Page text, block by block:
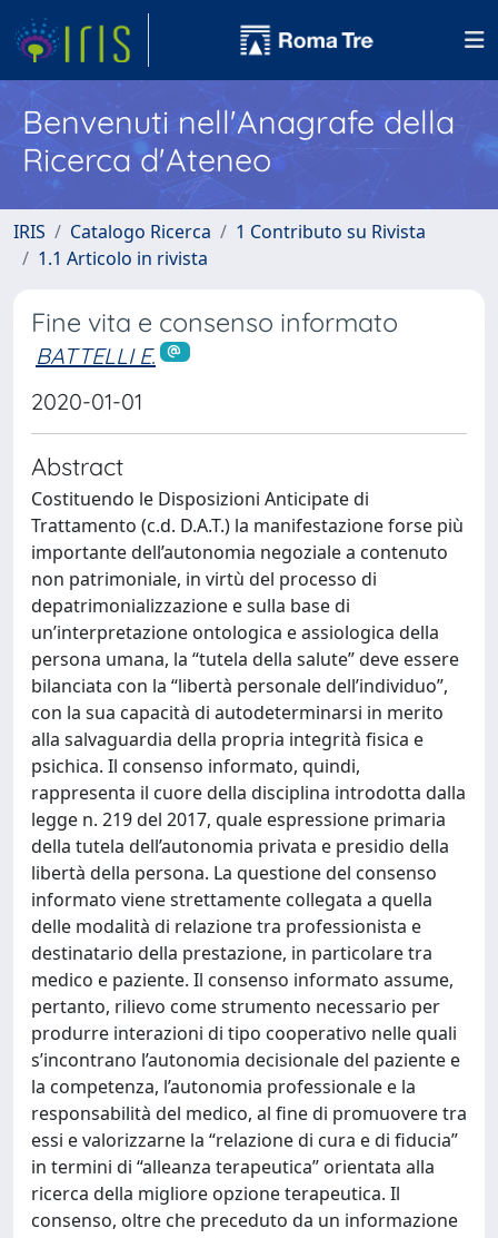
Benvenuti nell'Anagrafe della
Ricerca d'Ateneo
IRIS Catalogo Ricerca
1 Contributo su Rivista
1.1 Articolo in rivista
Fine vita e consenso informato
BATTELLI E.
2020-01-01
Abstract
Costituendo le Disposizioni Anticipate di
Trattamento (c.d. D.A.T.) la manifestazione forse più
importante dell’autonomia negoziale a contenuto
non patrimoniale, in virtù del processo di
depatrimonializzazione e sulla base di
un’interpretazione ontologica e assiologica della
persona umana, la “tutela della salute” deve essere
bilanciata con la “libertà personale dell’individuo”,
con la sua capacità di autodeterminarsi in merito
alla salvaguardia della propria integrità fisica e
psichica. Il consenso informato, quindi,
rappresenta il cuore della disciplina introdotta dalla
legge n. 219 del 2017, quale espressione primaria
della tutela dell’autonomia privata e presidio della
libertà della persona. La questione del consenso
informato viene strettamente collegata a quella
delle modalità di relazione tra professionista e
destinatario della prestazione, in particolare tra
medico e paziente. Il consenso informato assume,
pertanto, rilievo come strumento necessario per
produrre interazioni di tipo cooperativo nelle quali
s’incontrano l’autonomia decisionale del paziente e
la competenza, l’autonomia professionale e la
responsabilità del medico, al fine di promuovere tra
essi e valorizzarne la “relazione di cura e di fiducia”
in termini di “alleanza terapeutica” orientata alla
ricerca della migliore opzione terapeutica. Il
consenso, oltre che preceduto da un informazione